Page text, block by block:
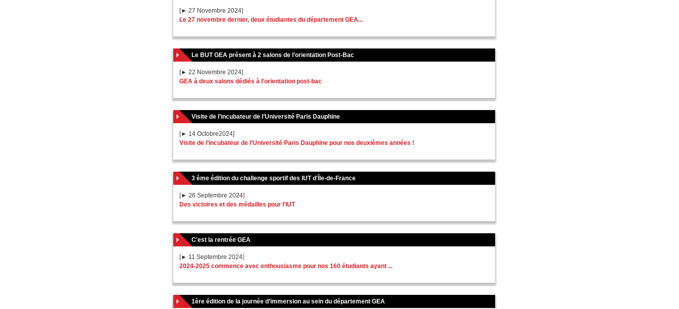
[► 27 Novembre 2024]
Le 27 novembre dernier, deux étudiantes du département GEA...
Le BUT GEA présent à 2 salons de l’orientation Post-Bac
[► 22 Novembre 2024]
GEA à deux salons dédiés à l’orientation post-bac
Visite de l’incubateur de l’Université Paris Dauphine
[► 14 Octobre2024]
Visite de l’incubateur de l’Université Paris Dauphine pour nos deuxièmes années !
3 ème édition du challenge sportif des IUT d'Île-de-France
[► 26 Septembre 2024]
Des victoires et des médailles pour l'IUT
C'est la rentrée GEA
[► 11 Septembre 2024]
2024-2025 commence avec enthousiasme pour nos 160 étudiants ayant ...
1ère édition de la journée d’immersion au sein du département GEA